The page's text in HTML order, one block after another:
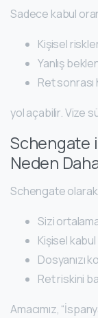
Sadece kabul
Kişisel
Yanlış
Ret sonrası
yol açabilir. Vize
Schengate
Neden
Schengate
Sizi
Kişisel
Dosyanızı
Ret riskini
Amacımız,